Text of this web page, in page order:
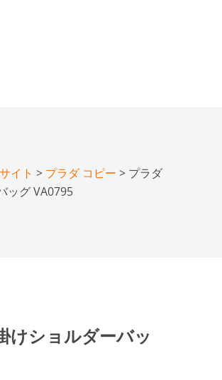
イト > プラダ コピー > プラダ
ッグ VA0795
けショルダーバッ